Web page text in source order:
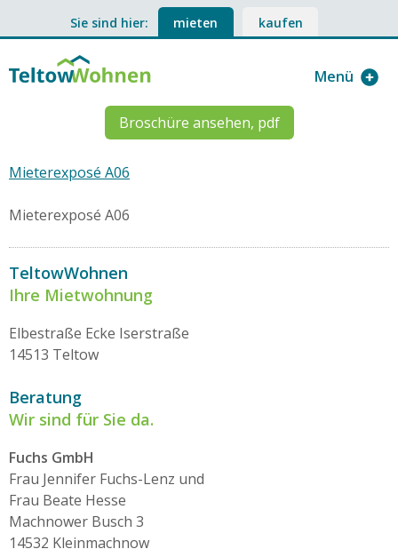
Sie sind hier: mieten kaufen
Menü
Broschüre ansehen, pdf
Mieterexposé A06
Mieterexposé A06
TeltowWohnen
Ihre Mietwohnung
Elbestraße Ecke Iserstraße
14513 Teltow
Beratung
Wir sind für Sie da.
Fuchs GmbH
Frau Jennifer Fuchs-Lenz und
Frau Beate Hesse
Machnower Busch 3
14532 Kleinmachnow